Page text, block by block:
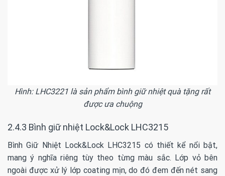
Hình: LHC3221 là sản phẩm bình giữ nhiệt quà tặng rất
được ưa chuộng
2.4.3 Bình giữ nhiệt Lock&Lock LHC3215
Bình Giữ Nhiệt Lock&Lock LHC3215 có thiết kể nổi bật,
mang ý nghĩa riêng tùy theo từng màu sắc. Lớp vỏ bên
ngoài được xử lý lớp coating mịn, do đó đem đến nét sang